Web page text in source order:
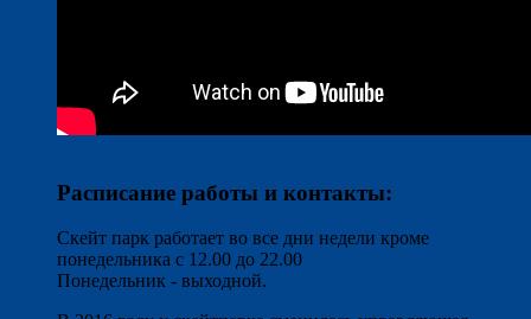
Расписание работы и контакты:
Скейт парк работает во все дни недели кроме
понедельника с 12.00 до 22.00
Понедельник - выходной.